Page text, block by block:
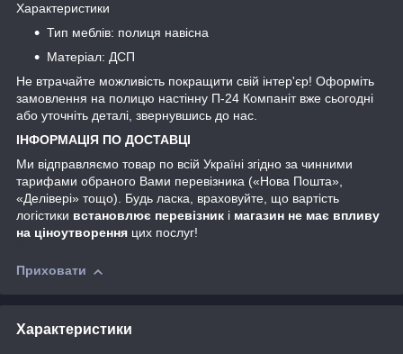
Характеристики
Тип меблів: полиця навісна
Матеріал: ДСП
Не втрачайте можливість покращити свій інтер'єр! Оформіть
замовлення на полицю настінну П-24 Компаніт вже сьогодні
або уточніть деталі, звернувшись до нас.
ІНФОРМАЦІЯ ПО ДОСТАВЦІ
Ми відправляємо товар по всій Україні згідно за чинними
тарифами обраного Вами перевізника («Нова Пошта»,
«Делівері» тощо). Будь ласка, враховуйте, що вартість
логістики встановлює перевізник і магазин не має впливу
на ціноутворення цих послуг!
Приховати
Характеристики